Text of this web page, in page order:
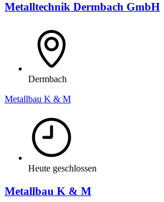
Metalltechnik Dermbach GmbH
Dermbach
Metallbau K & M
Heute geschlossen
Metallbau K & M